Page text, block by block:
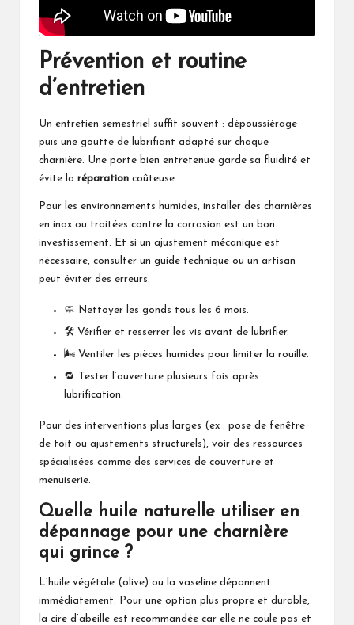
Prévention et routine
d’entretien
Un entretien semestriel suffit souvent : dépoussiérage
puis une goutte de lubrifiant adapté sur chaque
charnière. Une porte bien entretenue garde sa fluidité et
évite la réparation coûteuse.
Pour les environnements humides, installer des charnières
en inox ou traitées contre la corrosion est un bon
investissement. Et si un ajustement mécanique est
nécessaire, consulter un guide technique ou un artisan
peut éviter des erreurs.
🧼 Nettoyer les gonds tous les 6 mois.
🛠️ Vérifier et resserrer les vis avant de lubrifier.
🌬️ Ventiler les pièces humides pour limiter la rouille.
🔁 Tester l’ouverture plusieurs fois après
lubrification.
Pour des interventions plus larges (ex : pose de fenêtre
de toit ou ajustements structurels), voir des ressources
spécialisées comme des services de couverture et
menuiserie.
Quelle huile naturelle utiliser en
dépannage pour une charnière
qui grince ?
L’huile végétale (olive) ou la vaseline dépannent
immédiatement. Pour une option plus propre et durable,
la cire d’abeille est recommandée car elle ne coule pas et